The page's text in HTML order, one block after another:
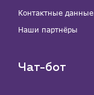
Контактные данные
Наши партнёры
Чат-бот